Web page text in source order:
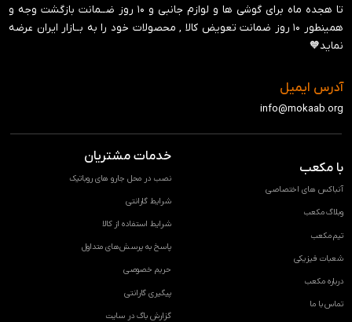
تا هجده ماه برای گوشی ها و لوازم جانبی و ‍۱۰ روز ضــمانت بازگشت وجه و
همینطور ۱۰ روز ضمانت تعویض کالا , محصولات خود را به بــازار ایران عرضه
نماید🧡
آدرس ایمیل
info@mokaab.org
با مکعب
آنباکس های اختصاصی
وبلاگ مکعب
تیم مکعب
شعبات فیزیکی
درباره مکعب
تماس با ما
خدمات مشتریان
نصب در محل جارو های روباتیک
شرایط گارانتی
شرایط استفاده از کالا
پاسخ به پرسش‌های متداول
حریم خصوصی
پیگیری گارانتی
گزارش باگ در سایت